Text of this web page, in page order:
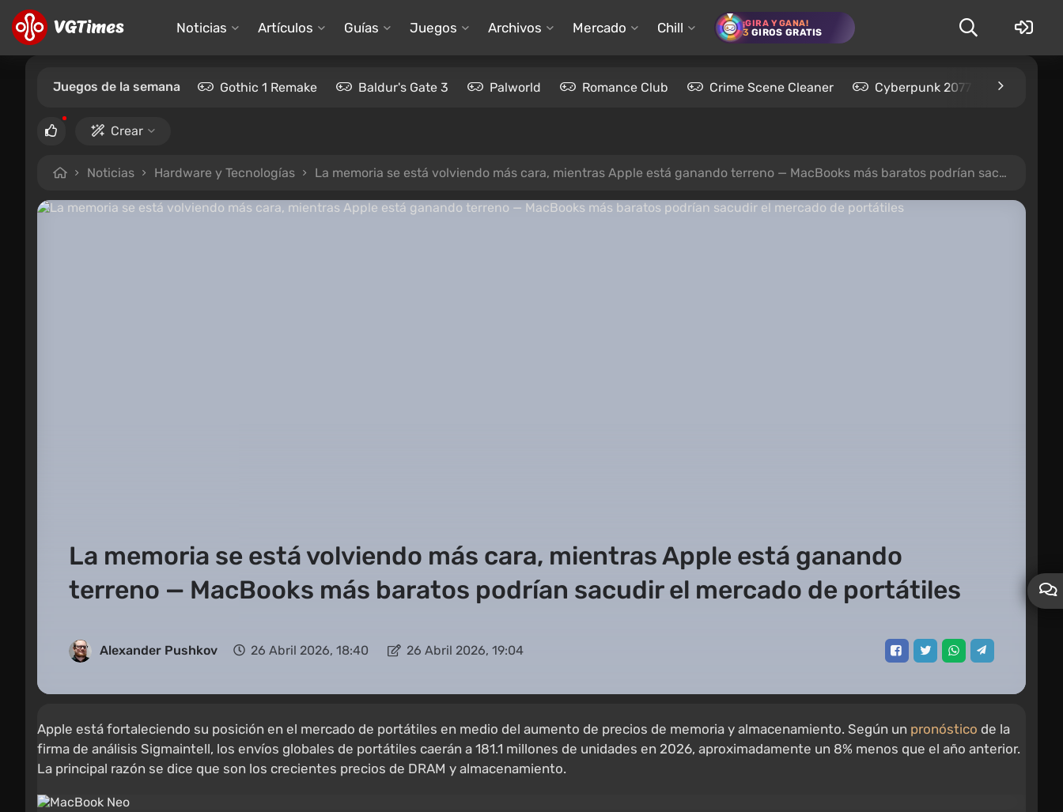
Noticias Artículos Guías Juegos Archivos Mercado Chill ¡GIRA Y GANA!
3 GIROS GRATIS
Juegos de la semana Gothic 1 Remake Baldur's Gate 3 Palworld Romance Club Crime Scene Cleaner Cyberpunk 2077
Crear
Noticias Hardware y Tecnologías La memoria se está volviendo más cara, mientras Apple está ganando terreno — MacBooks más baratos podrían sacudir el mercado de portátiles
La memoria se está volviendo más cara, mientras Apple está ganando
terreno — MacBooks más baratos podrían sacudir el mercado de portátiles
Alexander Pushkov 26 Abril 2026, 18:40 26 Abril 2026, 19:04
Apple está fortaleciendo su posición en el mercado de portátiles en medio del aumento de precios de memoria y almacenamiento. Según un pronóstico de la
firma de análisis Sigmaintell, los envíos globales de portátiles caerán a 181.1 millones de unidades en 2026, aproximadamente un 8% menos que el año anterior.
La principal razón se dice que son los crecientes precios de DRAM y almacenamiento.